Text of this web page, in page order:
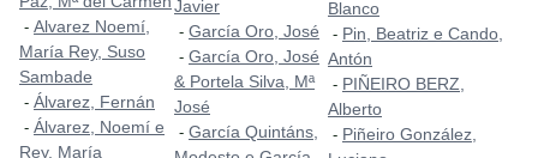
- Alvarez Noemí,
María Rey, Suso
Sambade
- Álvarez, Fernán
- Álvarez, Noemí e
Rey, María
Javier
- García Oro, José
- García Oro, José
& Portela Silva, Mª
José
- García Quintáns,
Blanco
- Pin, Beatriz e Cando,
Antón
- PIÑEIRO BERZ,
Alberto
- Piñeiro González,